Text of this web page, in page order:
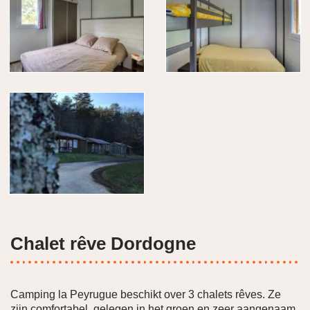
Chalet rêve Dordogne
Camping la Peyrugue beschikt over 3 chalets rêves. Ze